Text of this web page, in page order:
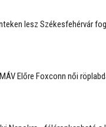
lesz Székesfehérvár
Előre Foxconn női